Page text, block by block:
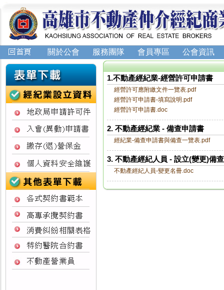
關於公會 服務團隊 會員專區 公會資訊
1.不動產經紀業-經營許可申請書
經營許可應附繳文件一覽表.pdf
經營許可申請書-填寫說明.pdf
經營許可申請書.doc
2. 不動產經紀業 - 備查申請書
經紀業-備查申請書與備查一覽表.pdf
3. 不動產經紀人員 - 設立(變更)備
不動產經紀人員-變更名冊.doc